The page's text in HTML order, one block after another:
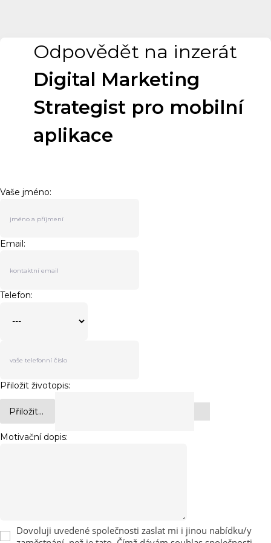
Odpovědět na inzerát
Digital Marketing
Strategist pro mobilní
aplikace
Vaše jméno:
Email:
Telefon:
Přiložit životopis:
Přiložit...
Motivační dopis:
Dovoluji uvedené společnosti zaslat mi i jinou nabídku/y